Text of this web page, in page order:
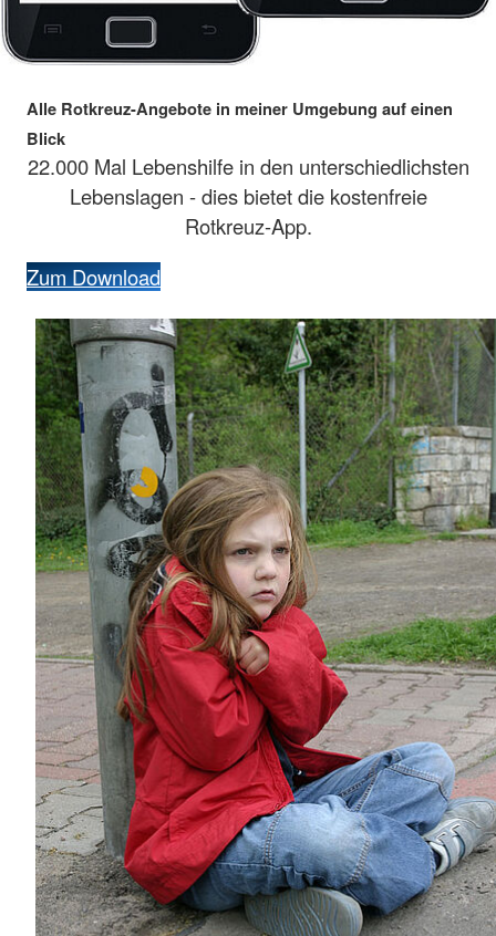
Alle Rotkreuz-Angebote in meiner Umgebung auf einen
Blick
22.000 Mal Lebenshilfe in den unterschiedlichsten
Lebenslagen - dies bietet die kostenfreie
Rotkreuz-App.
Zum Download